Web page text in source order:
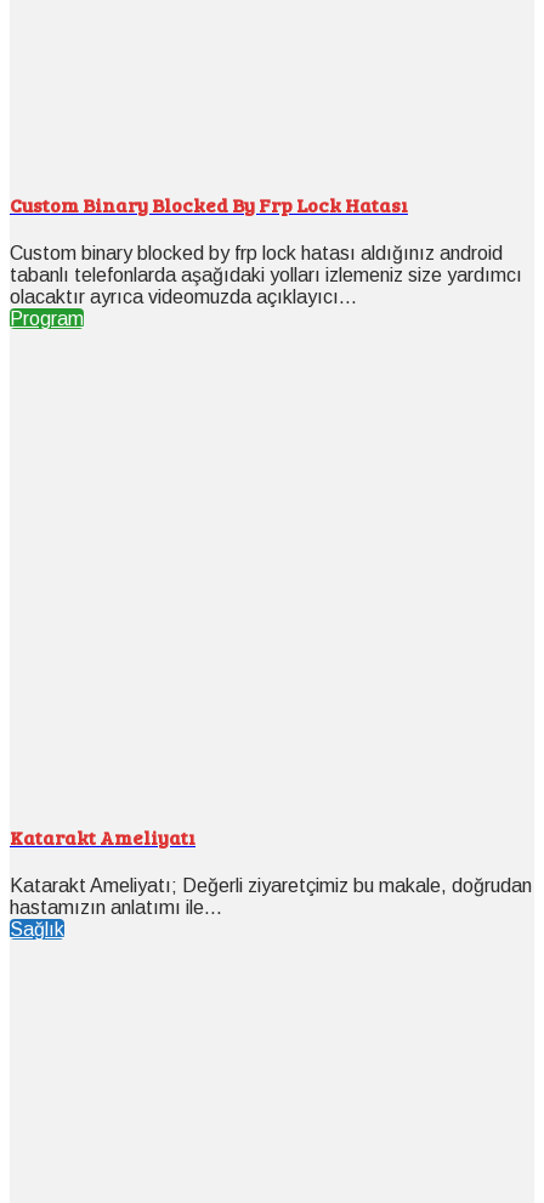
Custom Binary Blocked By Frp Lock Hatası
Custom binary blocked by frp lock hatası aldığınız android
tabanlı telefonlarda aşağıdaki yolları izlemeniz size yardımcı
olacaktır ayrıca videomuzda açıklayıcı...
Program
Katarakt Ameliyatı
Katarakt Ameliyatı; Değerli ziyaretçimiz bu makale, doğrudan
hastamızın anlatımı ile...
Sağlık